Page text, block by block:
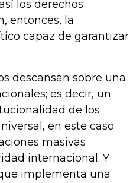
los derechos
entonces, la
capaz de garantizar
descansan sobre una
es decir, un
de los
en este caso
masivas
internacional. Y
implementa una